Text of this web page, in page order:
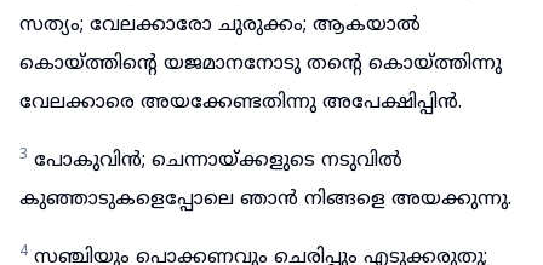
സത്യം; വേലക്കാരോ ചുരുക്കം; ആകയാൽ
കൊയ്ത്തിന്റെ യജമാനനോടു തന്റെ കൊയ്ത്തിന്നു
വേലക്കാരെ അയക്കേണ്ടതിന്നു അപേക്ഷിപ്പിൻ.
3 പോകുവിൻ; ചെന്നായ്ക്കളുടെ നടുവിൽ
കുഞ്ഞാടുകളെപ്പോലെ ഞാൻ നിങ്ങളെ അയക്കുന്നു.
4 സഞ്ചിയും പൊക്കണവും ചെരിപ്പും എടുക്കരുതു;